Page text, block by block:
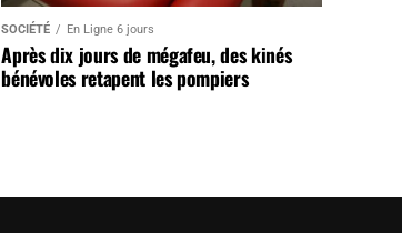
SOCIÉTÉ En Ligne 6 jours
Après dix jours de mégafeu, des kinés
bénévoles retapent les pompiers